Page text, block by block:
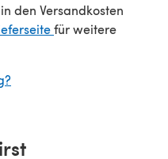
den Versandkosten
(öffnet sich in
für weitere